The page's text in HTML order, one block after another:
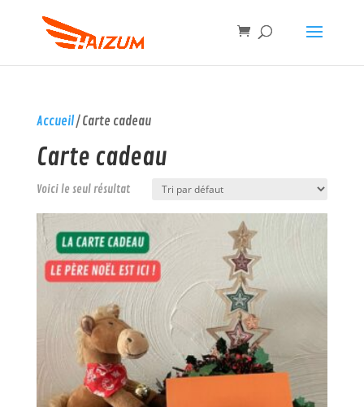
Accueil/ Carte cadeau
Carte cadeau
Voici le seul résultat